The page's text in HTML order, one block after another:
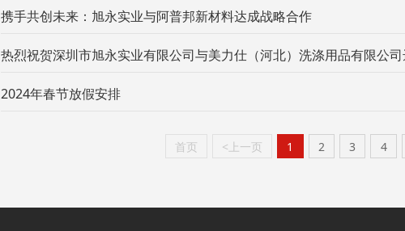
携手共创未来：旭永实业与阿普邦新材料达成战略合作
热烈祝贺深圳市旭永实业有限公司与美力仕（河北）洗涤用品有限公
2024年春节放假安排
首页 <上一页 1 2 3 4